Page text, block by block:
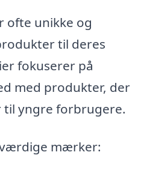
ofte unikke og
til deres
fokuserer på
med produkter, der
til yngre forbrugere.
mærker: